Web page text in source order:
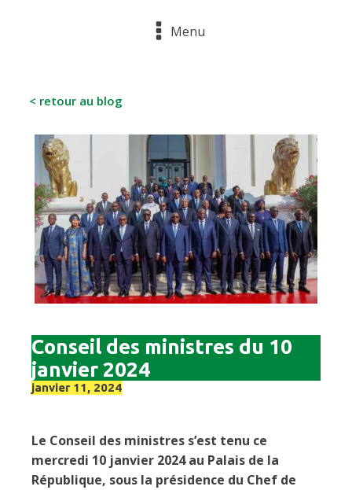
Menu
< retour au blog
Conseil des ministres du 10
janvier 2024
janvier 11, 2024
Le Conseil des ministres s’est tenu ce
mercredi 10 janvier 2024 au Palais de la
République, sous la présidence du Chef de